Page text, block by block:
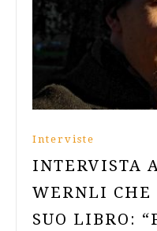
Interviste
INTERVISTA
WERNLI CHE
SUO LIBRO: